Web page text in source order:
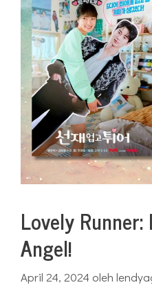
Lovely
Angel!
April 24, 2024 oleh